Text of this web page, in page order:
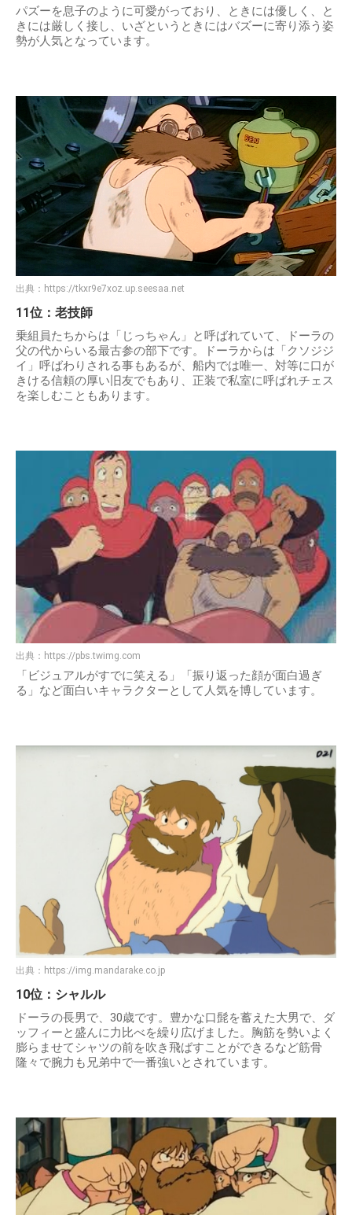
パズーを息子のように可愛がっており、ときには優しく、と
きには厳しく接し、いざというときにはバズーに寄り添う姿
勢が人気となっています。
出典： https://tkxr9e7xoz.up.seesaa.net
11位：老技師
乗組員たちからは「じっちゃん」と呼ばれていて、ドーラの
父の代からいる最古参の部下です。ドーラからは「クソジジ
イ」呼ばわりされる事もあるが、船内では唯一、対等に口が
きける信頼の厚い旧友でもあり、正装で私室に呼ばれチェス
を楽しむこともあります。
出典： https://pbs.twimg.com
「ビジュアルがすでに笑える」「振り返った顔が面白過ぎ
る」など面白いキャラクターとして人気を博しています。
出典： https://img.mandarake.co.jp
10位：シャルル
ドーラの長男で、30歳です。豊かな口髭を蓄えた大男で、ダ
ッフィーと盛んに力比べを繰り広げました。胸筋を勢いよく
膨らませてシャツの前を吹き飛ばすことができるなど筋骨
隆々で腕力も兄弟中で一番強いとされています。